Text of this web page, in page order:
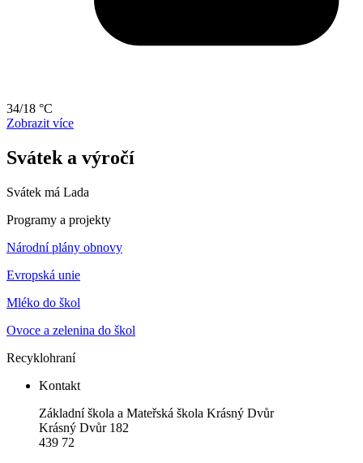
34/18 °C
Zobrazit více
Svátek a výročí
Svátek má Lada
Programy a projekty
Národní plány obnovy
Evropská unie
Mléko do škol
Ovoce a zelenina do škol
Recyklohraní
Kontakt
Základní škola a Mateřská škola Krásný Dvůr
Krásný Dvůr 182
439 72